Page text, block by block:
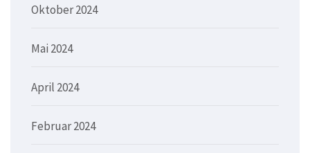
Oktober 2024
Mai 2024
April 2024
Februar 2024